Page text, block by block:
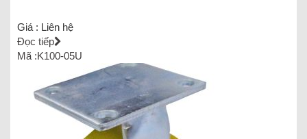
Giá : Liên hệ
Đọc tiếp
Mã :K100-05U